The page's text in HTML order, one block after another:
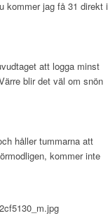
kommer jag få 31 direkt i
att logga minst
blir det väl om snön
håller tummarna att
kommer inte